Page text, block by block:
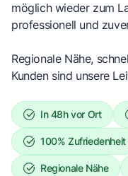
möglich wieder zum
professionell und
Regionale Nähe,
Kunden sind unsere
In 48h vor Ort
100% Zufriedenheit
Regionale Nähe